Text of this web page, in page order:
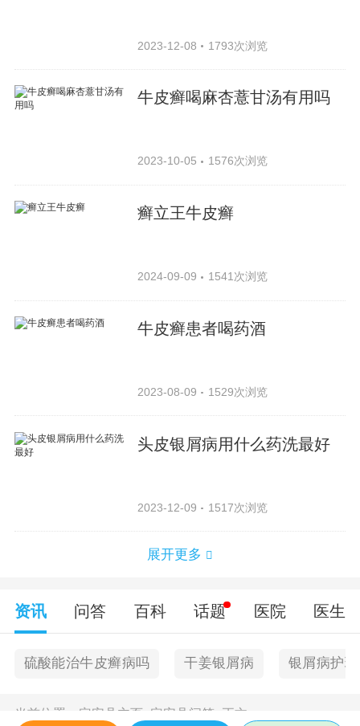
2023-12-08 1793次浏览
牛皮癣喝麻杏薏甘汤有用吗
2023-10-05 1576次浏览
癣立王牛皮癣
2024-09-09 1541次浏览
牛皮癣患者喝药酒
2023-08-09 1529次浏览
头皮银屑病用什么药洗最好
2023-12-09 1517次浏览
展开更多
资讯 问答 百科 话题 医院 医生
硫酸能治牛皮癣病吗 干姜银屑病 银屑病护
当前位置： 定安县主页> 定安县问答> 正文